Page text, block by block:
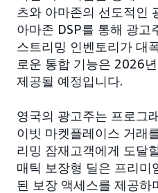
츠와 아마존의 선도적인
아마존 DSP를 통해 광고
스트리밍 인벤토리가 대
로운 통합 기능은 2026
제공될 예정입니다.
영국의 광고주는 프로그
이빗 마켓플레이스 거래
리밍 잠재고객에게 도달
매틱 보장형 딜은 프리미
된 보장 액세스를 제공하